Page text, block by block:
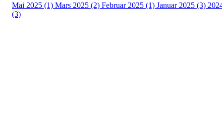
Mai 2025 (1) Mars 2025 (2) Februar 2025 (1) Januar 2025 (3)
(3)